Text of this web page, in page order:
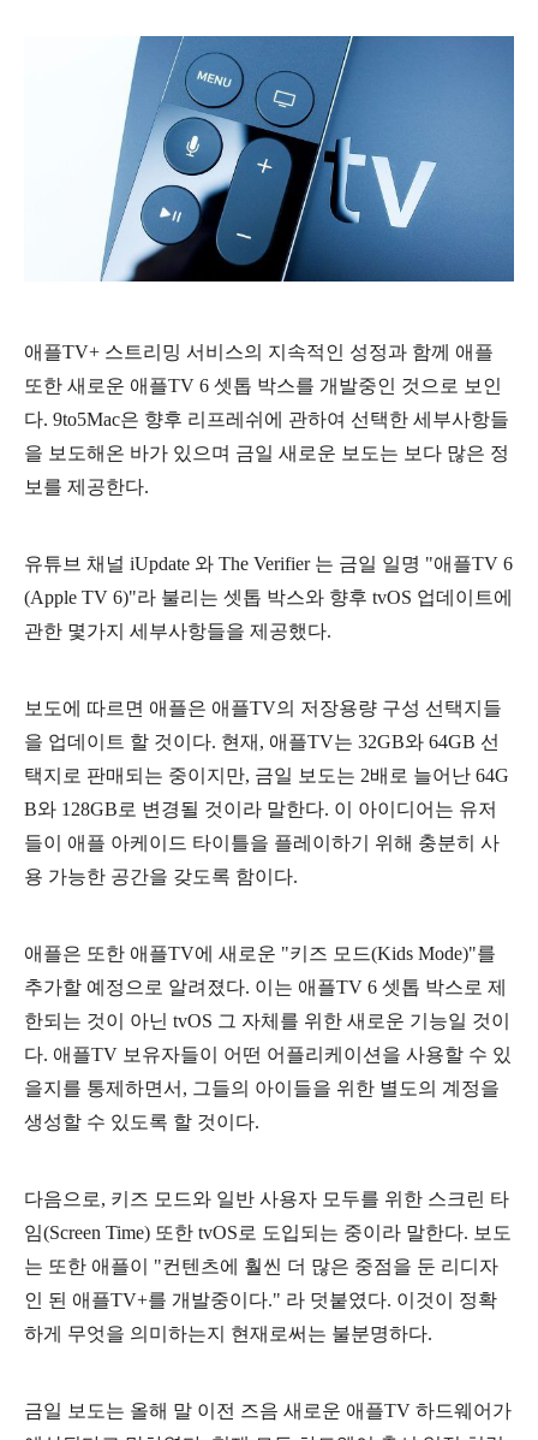
애플TV+ 스트리밍 서비스의 지속적인 성정과 함께 애플
또한 새로운 애플TV 6 셋톱 박스를 개발중인 것으로 보인
다. 9to5Mac은 향후 리프레쉬에 관하여 선택한 세부사항들
을 보도해온 바가 있으며 금일 새로운 보도는 보다 많은 정
보를 제공한다.
유튜브 채널 iUpdate 와 The Verifier 는 금일 일명 "애플TV 6
(Apple TV 6)"라 불리는 셋톱 박스와 향후 tvOS 업데이트에
관한 몇가지 세부사항들을 제공했다.
보도에 따르면 애플은 애플TV의 저장용량 구성 선택지들
을 업데이트 할 것이다. 현재, 애플TV는 32GB와 64GB 선
택지로 판매되는 중이지만, 금일 보도는 2배로 늘어난 64G
B와 128GB로 변경될 것이라 말한다. 이 아이디어는 유저
들이 애플 아케이드 타이틀을 플레이하기 위해 충분히 사
용 가능한 공간을 갖도록 함이다.
애플은 또한 애플TV에 새로운 "키즈 모드(Kids Mode)"를
추가할 예정으로 알려졌다. 이는 애플TV 6 셋톱 박스로 제
한되는 것이 아닌 tvOS 그 자체를 위한 새로운 기능일 것이
다. 애플TV 보유자들이 어떤 어플리케이션을 사용할 수 있
을지를 통제하면서, 그들의 아이들을 위한 별도의 계정을
생성할 수 있도록 할 것이다.
다음으로, 키즈 모드와 일반 사용자 모두를 위한 스크린 타
임(Screen Time) 또한 tvOS로 도입되는 중이라 말한다. 보도
는 또한 애플이 "컨텐츠에 훨씬 더 많은 중점을 둔 리디자
인 된 애플TV+를 개발중이다." 라 덧붙였다. 이것이 정확
하게 무엇을 의미하는지 현재로써는 불분명하다.
금일 보도는 올해 말 이전 즈음 새로운 애플TV 하드웨어가